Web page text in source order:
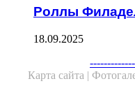
Роллы
18.09.2025
Карта сайта |